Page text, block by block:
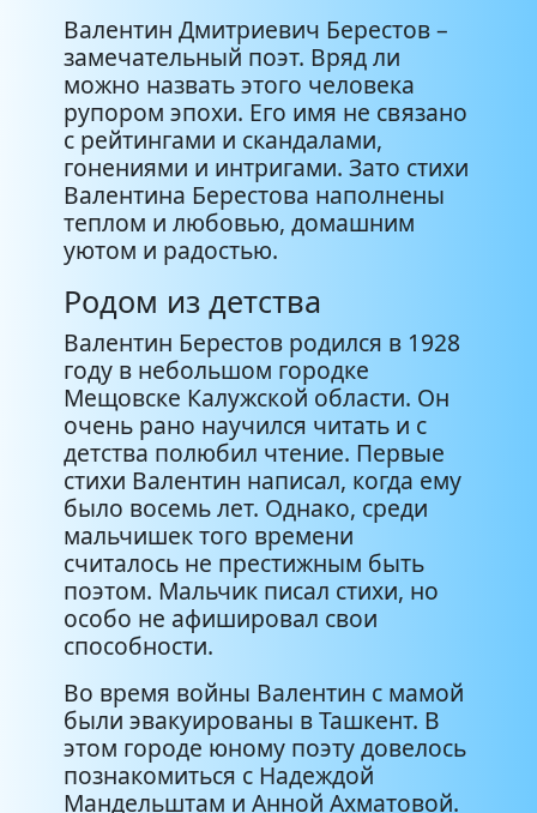
Валентин Дмитриевич Берестов –
замечательный поэт. Вряд ли
можно назвать этого человека
рупором эпохи. Его имя не связано
с рейтингами и скандалами,
гонениями и интригами. Зато стихи
Валентина Берестова наполнены
теплом и любовью, домашним
уютом и радостью.
Родом из детства
Валентин Берестов родился в 1928
году в небольшом городке
Мещовске Калужской области. Он
очень рано научился читать и с
детства полюбил чтение. Первые
стихи Валентин написал, когда ему
было восемь лет. Однако, среди
мальчишек того времени
считалось не престижным быть
поэтом. Мальчик писал стихи, но
особо не афишировал свои
способности.
Во время войны Валентин с мамой
были эвакуированы в Ташкент. В
этом городе юному поэту довелось
познакомиться с Надеждой
Мандельштам и Анной Ахматовой.